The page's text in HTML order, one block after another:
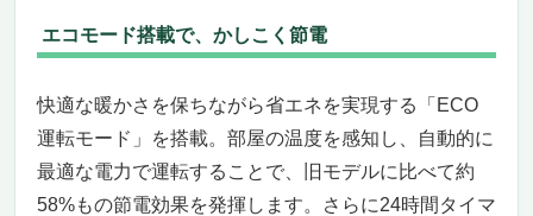
エコモード搭載で、かしこく節電
快適な暖かさを保ちながら省エネを実現する「ECO
運転モード」を搭載。部屋の温度を感知し、自動的に
最適な電力で運転することで、旧モデルに比べて約
58%もの節電効果を発揮します。さらに24時間タイマ